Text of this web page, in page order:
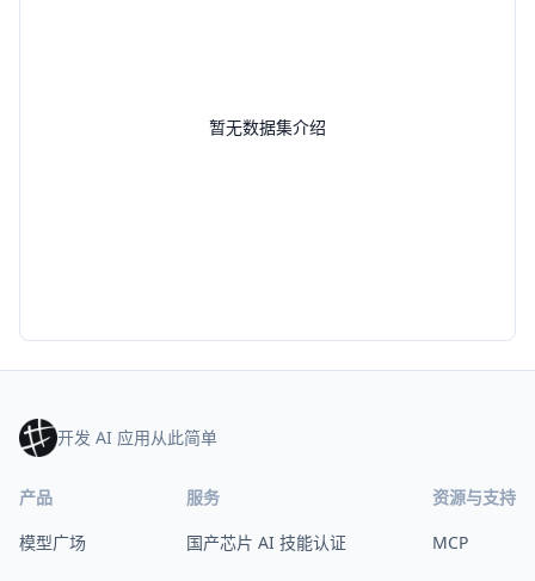
暂无数据集介绍
开发 AI 应用从此简单
产品
模型广场
服务
国产芯片 AI 技能认证
资源与支持
MCP